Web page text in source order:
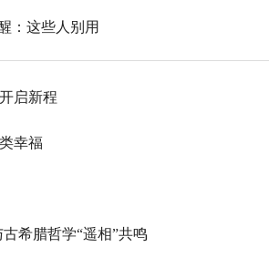
：这些人别用
启新程
幸福
希腊哲学“遥相”共鸣